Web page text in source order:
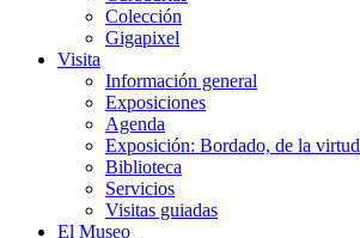
Colección
Gigapixel
Visita
Información general
Exposiciones
Agenda
Exposición: Bordado, de la virtud
Biblioteca
Servicios
Visitas guiadas
El Museo